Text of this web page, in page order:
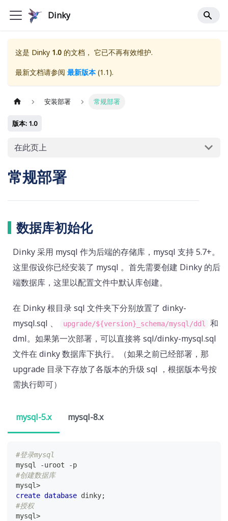
Dinky
这是 Dinky 1.0 的文档， 它已不再有效维护.
最新文档请参阅 最新版本(1.1 ).
安装部署 常规部署
版本: 1.0
在此页上
常规部署
数据库初始化
Dinky 采用 mysql 作为后端的存储库，mysql 支持 5.7+。
这里假设你已经安装了 mysql 。首先需要创建 Dinky 的后
端数据库，这里以配置文件中默认库创建。
在 Dinky 根目录 sql 文件夹下分别放置了 dinky-
mysql.sql 、
upgrade/${version}_schema/mysql/ddl
和
dml。如果第一次部署，可以直接将 sql/dinky-mysql.sql
文件在 dinky 数据库下执行。（如果之前已经部署，那
upgrade 目录下存放了各版本的升级 sql ，根据版本号按
需执行即可）
mysql-5.x mysql-8.x
#登录mysql
mysql
-uroot -p
#创建数据库
mysql>
create database dinky;
#授权
mysql>